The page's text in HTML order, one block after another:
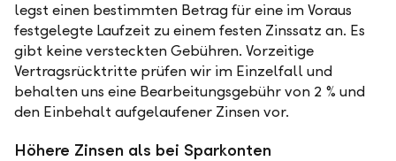
legst einen bestimmten Betrag für eine im Voraus
festgelegte Laufzeit zu einem festen Zinssatz an. Es
gibt keine versteckten Gebühren. Vorzeitige
Vertragsrücktritte prüfen wir im Einzelfall und
behalten uns eine Bearbeitungsgebühr von 2 % und
den Einbehalt aufgelaufener Zinsen vor.
Höhere Zinsen als bei Sparkonten